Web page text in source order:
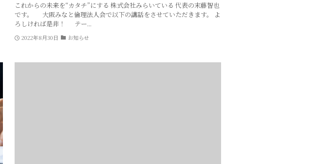
これからの未来を“カタチ”にする 株式会社みらいている 代表の末藤智也
です。 大阪みなと倫理法人会で以下の講話をさせていただきます。 よ
ろしければ是非！ テー...
2022年8月30日 お知らせ